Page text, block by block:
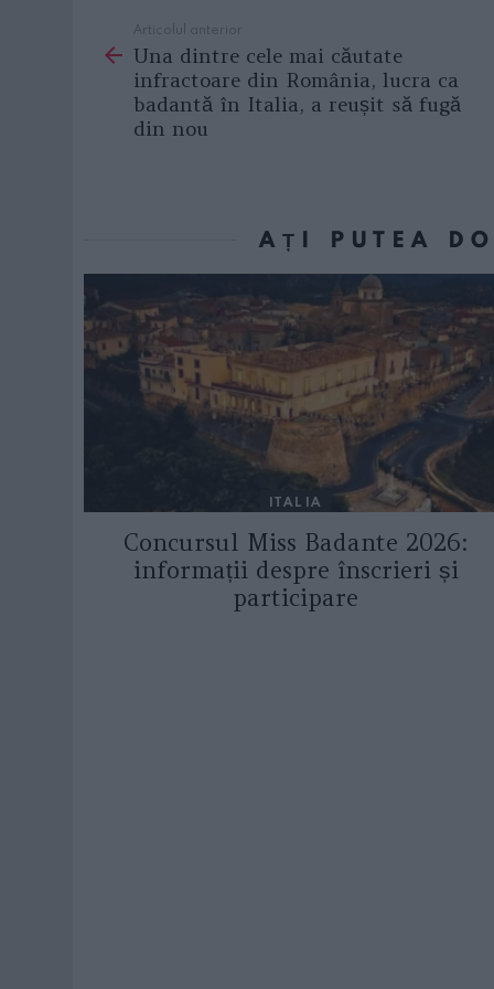
more
Articolul anterior
Una dintre cele mai căutate
infractoare din România, lucra ca
badantă în Italia, a reușit să fugă
din nou
AȚI PUTEA
ITALIA
Concursul Miss Badante 2026:
informații despre înscrieri și
participare